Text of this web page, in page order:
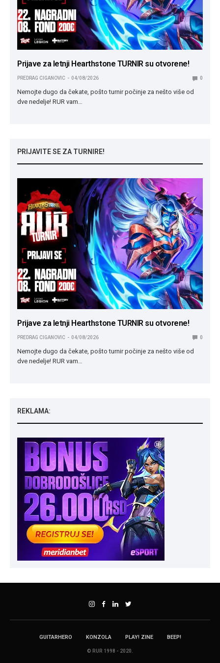
Prijave za letnji Hearthstone TURNIR su otvorene!
PREDRAG CIGANOVIC 04/08/2026 0
Nemojte dugo da čekate, pošto turnir počinje za nešto više od
dve nedelje! RUR vam…
PRIJAVITE SE ZA TURNIRE!
Prijave za letnji Hearthstone TURNIR su otvorene!
PREDRAG CIGANOVIC 04/08/2026 0
Nemojte dugo da čekate, pošto turnir počinje za nešto više od
dve nedelje! RUR vam…
REKLAMA:
GUITARHERO KONZOLA PLAY! ZINE BEEP!
© RUR 1998 - 2020.